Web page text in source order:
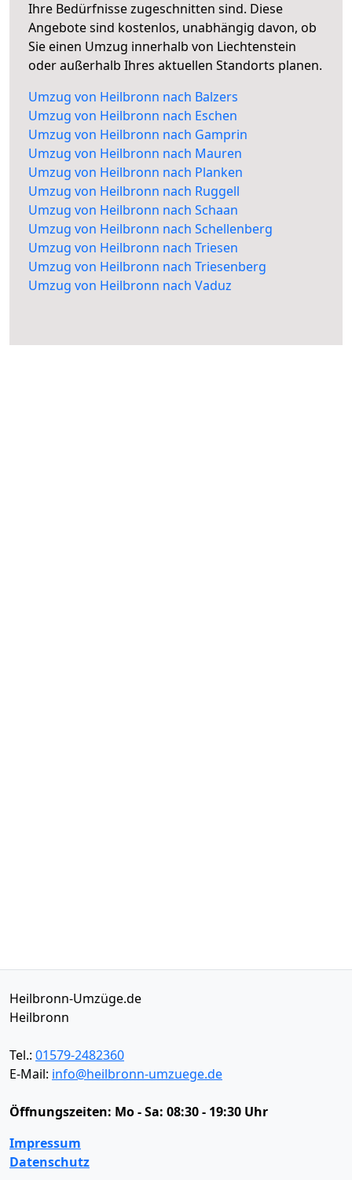
Ihre Bedürfnisse zugeschnitten sind. Diese
Angebote sind kostenlos, unabhängig davon, ob
Sie einen Umzug innerhalb von Liechtenstein
oder außerhalb Ihres aktuellen Standorts planen.
Umzug von Heilbronn nach Balzers
Umzug von Heilbronn nach Eschen
Umzug von Heilbronn nach Gamprin
Umzug von Heilbronn nach Mauren
Umzug von Heilbronn nach Planken
Umzug von Heilbronn nach Ruggell
Umzug von Heilbronn nach Schaan
Umzug von Heilbronn nach Schellenberg
Umzug von Heilbronn nach Triesen
Umzug von Heilbronn nach Triesenberg
Umzug von Heilbronn nach Vaduz
Heilbronn-Umzüge.de
Heilbronn
Tel.: 01579-2482360
E-Mail: info@heilbronn-umzuege.de
Öffnungszeiten: Mo - Sa: 08:30 - 19:30 Uhr
Impressum
Datenschutz